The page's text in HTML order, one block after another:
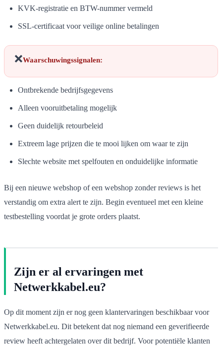
KVK-registratie en BTW-nummer vermeld
SSL-certificaat voor veilige online betalingen
❌Waarschuwingssignalen:
Ontbrekende bedrijfsgegevens
Alleen vooruitbetaling mogelijk
Geen duidelijk retourbeleid
Extreem lage prijzen die te mooi lijken om waar te zijn
Slechte website met spelfouten en onduidelijke informatie
Bij een nieuwe webshop of een webshop zonder reviews is het
verstandig om extra alert te zijn. Begin eventueel met een kleine
testbestelling voordat je grote orders plaatst.
Zijn er al ervaringen met
Netwerkkabel.eu?
Op dit moment zijn er nog geen klantervaringen beschikbaar voor
Netwerkkabel.eu. Dit betekent dat nog niemand een geverifieerde
review heeft achtergelaten over dit bedrijf. Voor potentiële klanten